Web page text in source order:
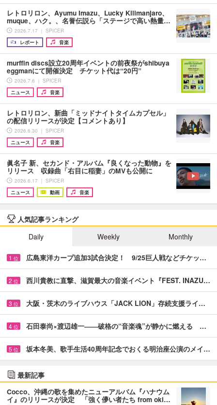
レトロリロン、Ayumu Imazu、Lucky Kilimanjaro、
muque、ハク。、名誉伝説ら「ステージで高い熱量…
2026.7.17 ｜ SPICER
レポート
音楽
murffin discs設立20周年イベントの前夜祭がshibuya
eggmanにて開催決定 チケット代は“20円”
2026.7.6 ｜ SPICER
ニュース
音楽
レトロリロン、新曲「ミッドナイトタイムカプセル」
の配信リリースが決定【コメントあり】
2026.6.30 ｜ SPICER
ニュース
音楽
眞名子 新、セカンド・アルバム『良くなった動物』を
リリース 収録曲「右目に稲妻」のMVも公開に
2026.6.17 ｜ SPICER
ニュース
動画 音楽
人気記事ランキング
Daily
Weekly Monthly
1 位 広島東洋カープ追加3試合決定！ 9/25巨人戦などチケッ…
2 位 西川貴教に直撃、滋賀最大の音楽イベント『FEST. INAZU…
3 位 大阪・茨木のライブハウス「JACK LION」存続支援ライ…
4 位 石田泰尚×渡辺雄一――破格の“音楽魂”が静かに燃える …
5 位 坂本冬美、歌手生活40周年記念でおくる明治座公演のメイ…
最新記事
Cocco、沖縄の歌を集めたニューアルバム『ハナウム
イ』のリリースが決定 「強く儚い者たち from oki…